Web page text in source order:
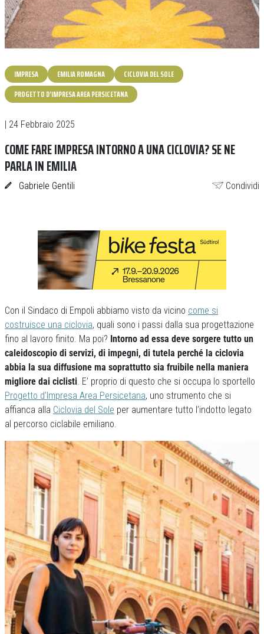
IMPRESA EMILIA ROMAGNA
CICLOVIA DEL SOLE
PROGETTO D’IMPRESA AREA PERSICETANA
| 24 Febbraio 2025
COME FARE IMPRESA INTORNO A UNA CICLOVIA? SE NE
PARLA IN EMILIA
Gabriele Gentili Condividi
Con il Sindaco di Empoli abbiamo visto da vicino come si
costruisce una ciclovia, quali sono i passi dalla sua progettazione
fino al lavoro finito. Ma poi? Intorno ad essa deve sorgere tutto un
caleidoscopio di servizi, di impegni, di tutela perché la ciclovia
abbia la sua diffusione ma soprattutto sia fruibile nella maniera
migliore dai ciclisti. E’ proprio di questo che si occupa lo sportello
Progetto d’Impresa Area Persicetana, uno strumento che si
affianca alla Ciclovia del Sole per aumentare tutto l’indotto legato
al percorso ciclabile emiliano.